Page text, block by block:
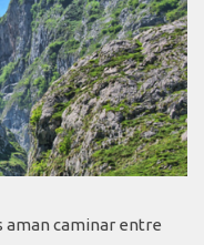
aman caminar entre